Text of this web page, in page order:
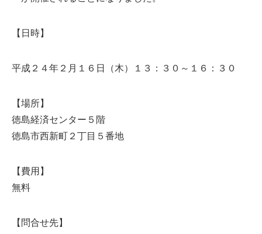
【日時】
平成２４年２月１６日（木）１３：３０～１６：３０
【場所】
徳島経済センター５階
徳島市西新町２丁目５番地
【費用】
無料
【問合せ先】